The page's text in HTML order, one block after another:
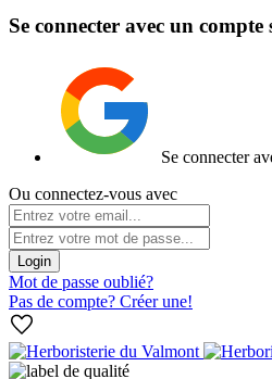
Se connecter avec un compte
Se connecter
Ou connectez-vous avec
Login
Mot de passe oublié?
Pas de compte? Créer une!